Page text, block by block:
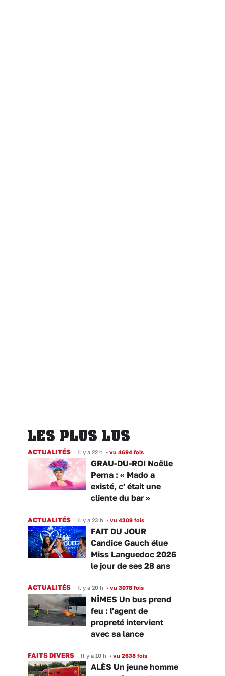
LES PLUS LUS
ACTUALITÉS Il y a 22 h • vu 4694 fois
GRAU-DU-ROI Noëlle
Perna : « Mado a
existé, c' était une
cliente du bar »
ACTUALITÉS Il y a 23 h • vu 4309 fois
FAIT DU JOUR
Candice Gauch élue
Miss Languedoc 2026
le jour de ses 28 ans
ACTUALITÉS Il y a 20 h • vu 3078 fois
NÎMES Un bus prend
feu : l'agent de
propreté intervient
avec sa lance
FAITS DIVERS Il y a 10 h • vu 2638 fois
ALÈS Un jeune homme